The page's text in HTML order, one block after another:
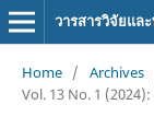
วารสารวิจัยแล
Home / Archives
Vol. 13 No. 1